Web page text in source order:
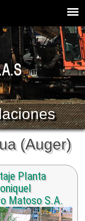
(Auger)
Planta
Matoso S.A.